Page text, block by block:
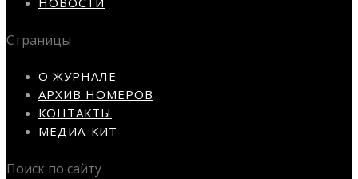
Страницы
О ЖУРНАЛЕ
АРХИВ НОМЕРОВ
КОНТАКТЫ
МЕДИА-КИТ
Поиск по сайту